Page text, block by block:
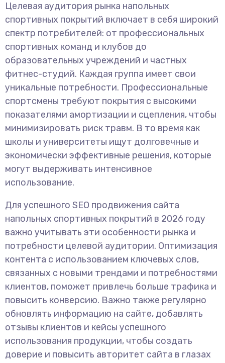
Целевая аудитория рынка напольных
спортивных покрытий включает в себя широкий
спектр потребителей: от профессиональных
спортивных команд и клубов до
образовательных учреждений и частных
фитнес-студий. Каждая группа имеет свои
уникальные потребности. Профессиональные
спортсмены требуют покрытия с высокими
показателями амортизации и сцепления, чтобы
минимизировать риск травм. В то время как
школы и университеты ищут долговечные и
экономически эффективные решения, которые
могут выдерживать интенсивное
использование.
Для успешного SEO продвижения сайта
напольных спортивных покрытий в 2026 году
важно учитывать эти особенности рынка и
потребности целевой аудитории. Оптимизация
контента с использованием ключевых слов,
связанных с новыми трендами и потребностями
клиентов, поможет привлечь больше трафика и
повысить конверсию. Важно также регулярно
обновлять информацию на сайте, добавлять
отзывы клиентов и кейсы успешного
использования продукции, чтобы создать
доверие и повысить авторитет сайта в глазах